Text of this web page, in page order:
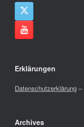
Erklärungen
Datenschutzerklärung –
Archives